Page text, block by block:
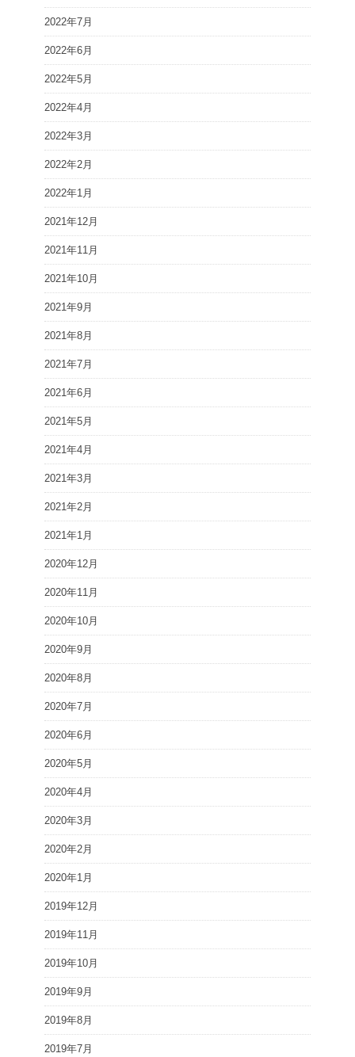
2022年7月
2022年6月
2022年5月
2022年4月
2022年3月
2022年2月
2022年1月
2021年12月
2021年11月
2021年10月
2021年9月
2021年8月
2021年7月
2021年6月
2021年5月
2021年4月
2021年3月
2021年2月
2021年1月
2020年12月
2020年11月
2020年10月
2020年9月
2020年8月
2020年7月
2020年6月
2020年5月
2020年4月
2020年3月
2020年2月
2020年1月
2019年12月
2019年11月
2019年10月
2019年9月
2019年8月
2019年7月